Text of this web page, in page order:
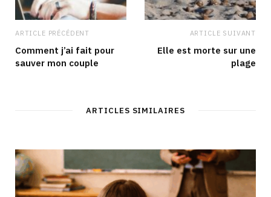
ARTICLE PRÉCÉDENT
Comment j’ai fait pour
sauver mon couple
ARTICLE SUIVANT
Elle est morte sur une
plage
ARTICLES SIMILAIRES